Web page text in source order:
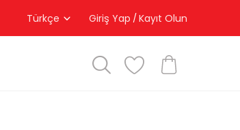
Türkçe Giriş Yap /Kayıt Olun